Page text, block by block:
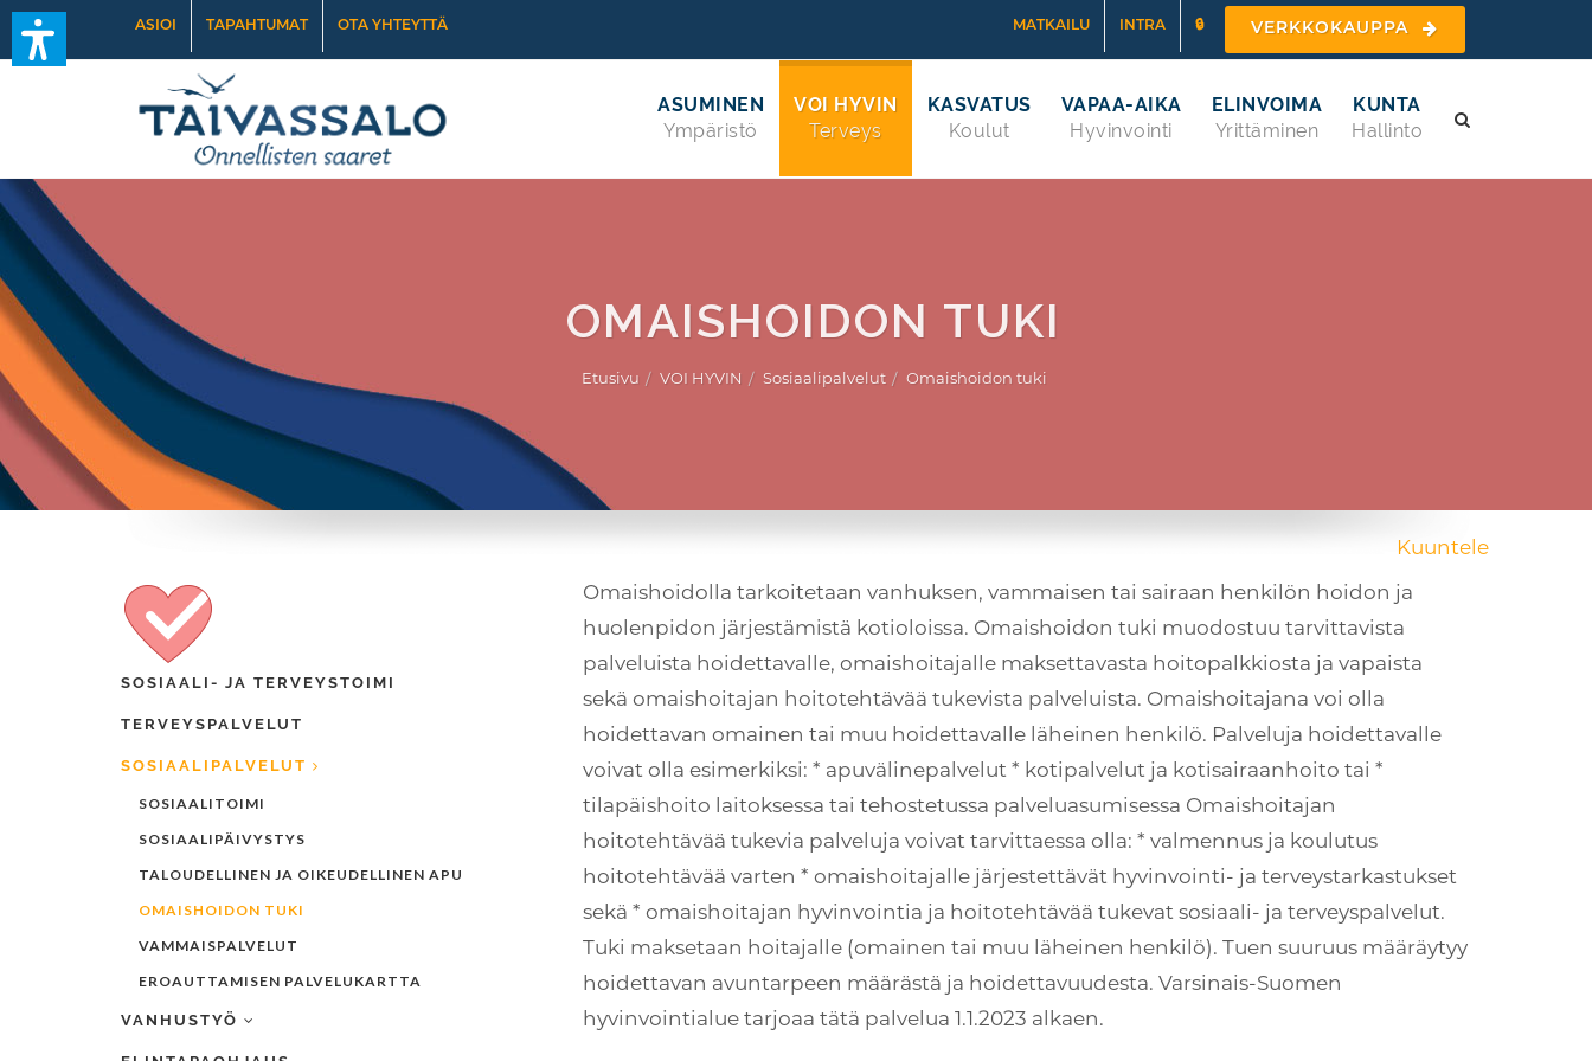
ASIOI TAPAHTUMAT OTA YHTEYTTÄ MATKAILU INTRA 🔒 VERKKOKAUPPA
ASUMINEN
Ympäristö
VOI HYVIN
Terveys
KASVATUS
Koulut
VAPAA-AIKA
Hyvinvointi
ELINVOIMA
Yrittäminen
KUNTA
Hallinto
OMAISHOIDON TUKI
Etusivu VOI HYVIN Sosiaalipalvelut Omaishoidon tuki
Kuuntele
Omaishoidolla tarkoitetaan vanhuksen, vammaisen tai sairaan henkilön hoidon ja
huolenpidon järjestämistä kotioloissa. Omaishoidon tuki muodostuu tarvittavista
palveluista hoidettavalle, omaishoitajalle maksettavasta hoitopalkkiosta ja vapaista
sekä omaishoitajan hoitotehtävää tukevista palveluista. Omaishoitajana voi olla
hoidettavan omainen tai muu hoidettavalle läheinen henkilö. Palveluja hoidettavalle
voivat olla esimerkiksi: * apuvälinepalvelut * kotipalvelut ja kotisairaanhoito tai *
tilapäishoito laitoksessa tai tehostetussa palveluasumisessa Omaishoitajan
hoitotehtävää tukevia palveluja voivat tarvittaessa olla: * valmennus ja koulutus
hoitotehtävää varten * omaishoitajalle järjestettävät hyvinvointi- ja terveystarkastukset
sekä * omaishoitajan hyvinvointia ja hoitotehtävää tukevat sosiaali- ja terveyspalvelut.
Tuki maksetaan hoitajalle (omainen tai muu läheinen henkilö). Tuen suuruus määräytyy
hoidettavan avuntarpeen määrästä ja hoidettavuudesta. Varsinais-Suomen
hyvinvointialue tarjoaa tätä palvelua 1.1.2023 alkaen.
SOSIAALI- JA TERVEYSTOIMI
TERVEYSPALVELUT
SOSIAALIPALVELUT
SOSIAALITOIMI
SOSIAALIPÄIVYSTYS
TALOUDELLINEN JA OIKEUDELLINEN APU
OMAISHOIDON TUKI
VAMMAISPALVELUT
EROAUTTAMISEN PALVELUKARTTA
VANHUSTYÖ